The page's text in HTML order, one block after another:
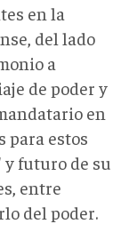
en la
del lado
a
de poder y
en
para estos
futuro de su
entre
del poder.